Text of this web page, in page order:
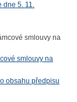
dne 5. 11.
smlouvy na
obsahu předpisu